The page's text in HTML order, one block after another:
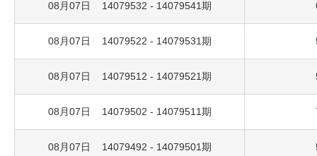
08月07日 14079532 - 14079541期
08月07日 14079522 - 14079531期
08月07日 14079512 - 14079521期
08月07日 14079502 - 14079511期
08月07日 14079492 - 14079501期